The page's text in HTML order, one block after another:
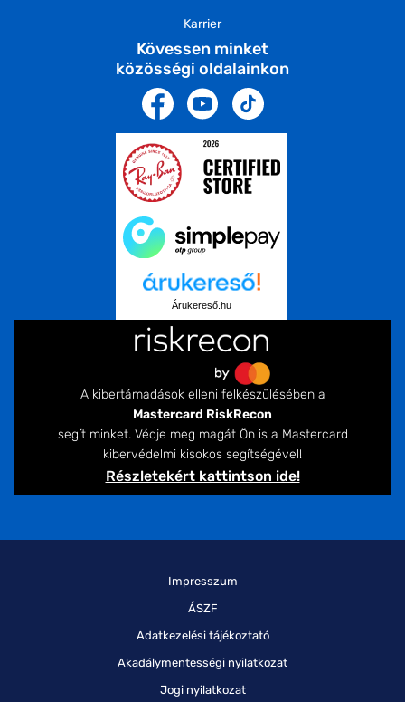
Karrier
Kövessen minket
közösségi oldalainkon
Árukereső.hu
A kibertámadások elleni felkészülésében a
Mastercard RiskRecon
segít minket. Védje meg magát Ön is a Mastercard
kibervédelmi kisokos segítségével!
Részletekért kattintson ide!
Impresszum
ÁSZF
Adatkezelési tájékoztató
Akadálymentességi nyilatkozat
Jogi nyilatkozat